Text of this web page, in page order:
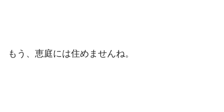
もう、恵庭には住めませんね。